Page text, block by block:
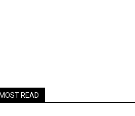
MOST READ